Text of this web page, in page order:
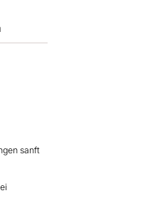
sanft